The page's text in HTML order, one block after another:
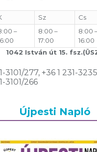
Sz Cs
–
8:00 –
17:00
8:00
16:00
1042 István út 15.
3101/277, +36 1 231-
3101/266
Újpesti Napló